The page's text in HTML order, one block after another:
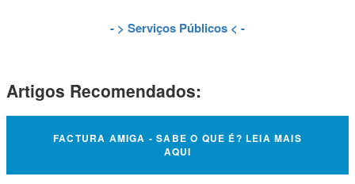
- > Serviços Públicos < -
Artigos Recomendados:
FACTURA AMIGA - SABE O QUE É? LEIA MAIS
AQUI